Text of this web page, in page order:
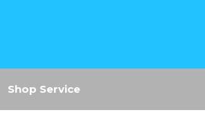
Shop Service